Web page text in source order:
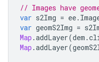
// Images have
var s2Img = ee.
var geomS2Img =
Map .addLayer(dem .
Map .addLayer(